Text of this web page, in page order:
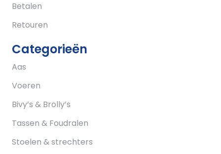
Betalen
Retouren
Categorieën
Aas
Voeren
Bivy’s & Brolly’s
Tassen & Foudralen
Stoelen & strechters